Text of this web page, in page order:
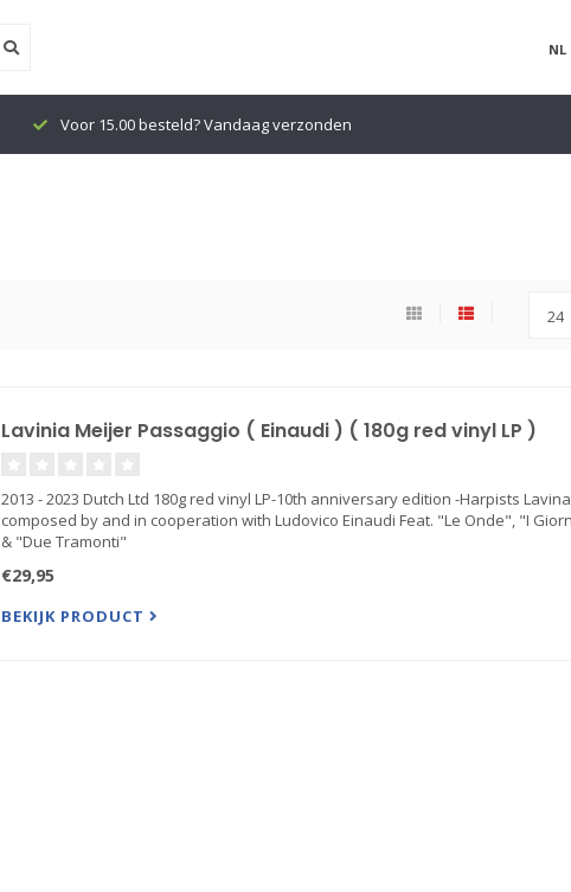
NL
Voor 15.00 besteld? Vandaag verzonden
Lavinia Meijer Passaggio ( Einaudi ) ( 180g red vinyl LP )
2013 - 2023 Dutch Ltd 180g red vinyl LP-10th anniversary edition -Harpists
composed by and in cooperation with Ludovico Einaudi Feat. "Le Onde", "I
& "Due Tramonti"
€29,95
BEKIJK PRODUCT